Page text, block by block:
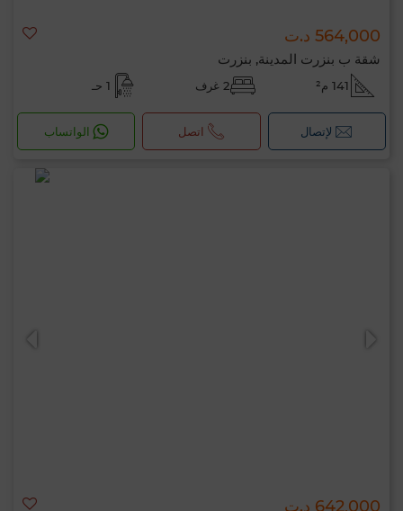
564,000 د.ت
شقة ب بنزرت المدينة, بنزرت
141 م² 2 غرف 1 حـ
لإتصال اتصل الواتساب
642,000 د.ت